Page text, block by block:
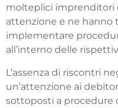
molteplici imprenditori
attenzione e ne hanno
implementare
all’interno delle
L’assenza di riscontri
un’attenzione ai
sottoposti a procedure